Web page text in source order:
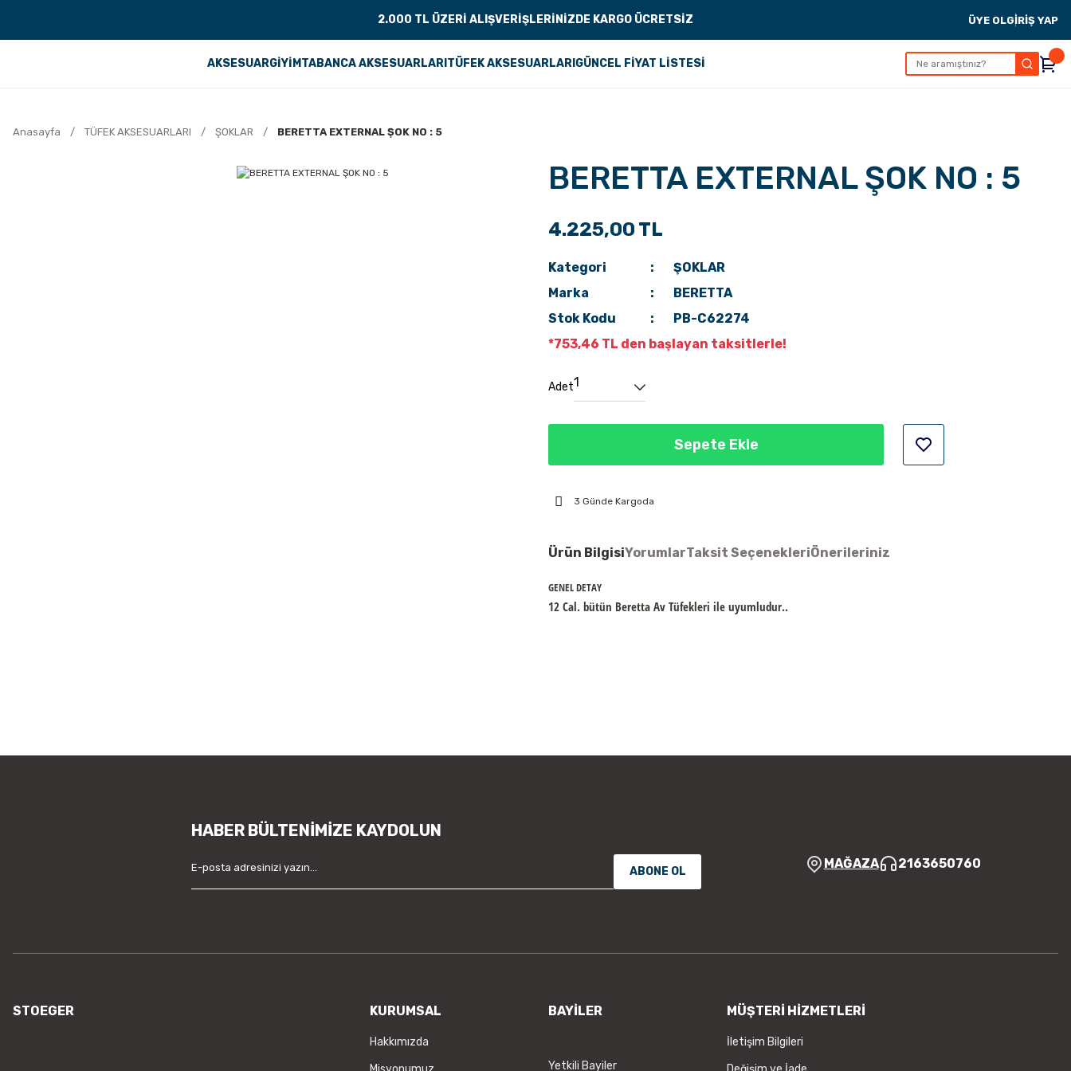
2.000 TL ÜZERİ ALIŞVERİŞLERİNİZDE KARGO ÜCRETSİZ ÜYE OLGİRİŞ YAP
AKSESUARGİYİMTABANCA AKSESUARLARI TÜFEK AKSESUARLARI GÜNCEL FİYAT LİSTESİ
Anasayfa TÜFEK AKSESUARLARI ŞOKLAR BERETTA EXTERNAL ŞOK NO : 5
BERETTA EXTERNAL ŞOK NO : 5
4.225,00 TL
Kategori
ŞOKLAR
Marka
BERETTA
Stok Kodu
PB-C62274
*753,46 TL den başlayan taksitlerle!
Adet
Sepete Ekle
3 Günde Kargoda
Ürün BilgisiYorumlarTaksit SeçenekleriÖnerileriniz
GENEL DETAY
12 Cal. bütün Beretta Av Tüfekleri ile uyumludur..
Ürün bilgilerinde hatalar bulunuyor.
HABER BÜLTENİMİZE KAYDOLUN
ABONE OL
MAĞAZA 2163650760
STOEGER KURUMSAL
Hakkımızda
BAYİLER
Yetkili Bayiler
MÜŞTERİ HİZMETLERİ
İletişim Bilgileri